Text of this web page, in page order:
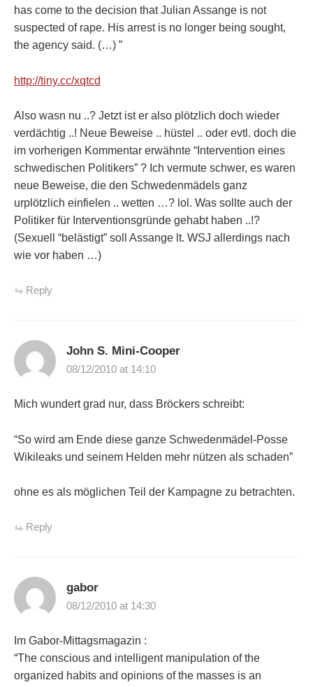
has come to the decision that Julian Assange is not
suspected of rape. His arrest is no longer being sought,
the agency said. (…) ”
http://tiny.cc/xqtcd
Also wasn nu ..? Jetzt ist er also plötzlich doch wieder
verdächtig ..! Neue Beweise .. hüstel .. oder evtl. doch die
im vorherigen Kommentar erwähnte “Intervention eines
schwedischen Politikers” ? Ich vermute schwer, es waren
neue Beweise, die den Schwedenmädels ganz
urplötzlich einfielen .. wetten …? lol. Was sollte auch der
Politiker für Interventionsgründe gehabt haben ..!?
(Sexuell “belästigt” soll Assange lt. WSJ allerdings nach
wie vor haben …)
Reply
John S. Mini-Cooper
08/12/2010 at 14:10
Mich wundert grad nur, dass Bröckers schreibt:
“So wird am Ende diese ganze Schwedenmädel-Posse
Wikileaks und seinem Helden mehr nützen als schaden”
ohne es als möglichen Teil der Kampagne zu betrachten.
Reply
gabor
08/12/2010 at 14:30
Im Gabor-Mittagsmagazin :
“The conscious and intelligent manipulation of the
organized habits and opinions of the masses is an